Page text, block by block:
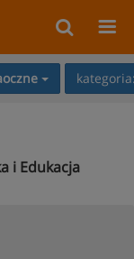
i Edukacja